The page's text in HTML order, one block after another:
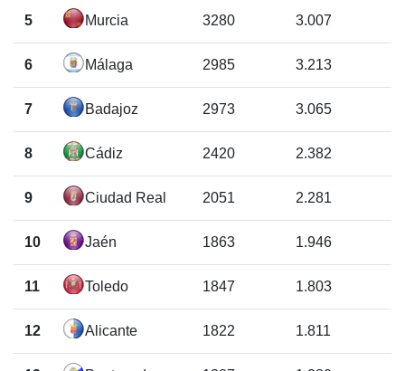
5 Murcia 3280 3.007
6 Málaga 2985 3.213
7 Badajoz 2973 3.065
8 Cádiz 2420 2.382
9 Ciudad Real 2051 2.281
10 Jaén 1863 1.946
11 Toledo 1847 1.803
12 Alicante 1822 1.811